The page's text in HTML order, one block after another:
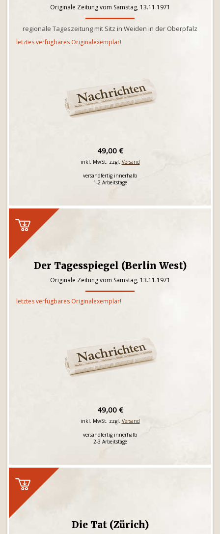
Originale Zeitung vom Samstag, 13.11.1971
regionale Tageszeitung mit Sitz in Weiden in der Oberpfalz
letztes verfügbares Originalexemplar!
49,00 €
inkl. MwSt. zzgl. Versand
versandfertig innerhalb
1-2 Arbeitstage
Der Tagesspiegel (Berlin West)
Originale Zeitung vom Samstag, 13.11.1971
letztes verfügbares Originalexemplar!
49,00 €
inkl. MwSt. zzgl. Versand
versandfertig innerhalb
2-3 Arbeitstage
Die Tat (Zürich)